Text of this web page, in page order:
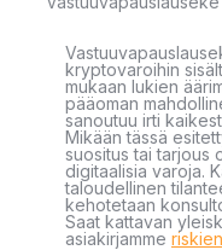
kryptovaroihin
mukaan lukien
pääoman
sanoutuu irti
Mikään tässä
suositus tai tarjous
digitaalisia varoja.
taloudellinen
kehotetaan
Saat kattavan
asiakirjamme